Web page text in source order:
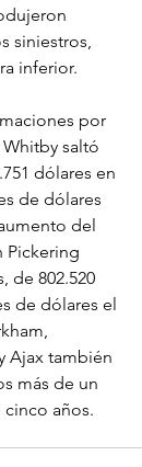
siniestros,
inferior.
por
saltó
dólares en
de dólares
del
Pickering
de 802.520
de dólares el
Ajax también
más de un
años.